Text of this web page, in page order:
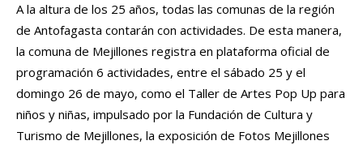
A la altura de los 25 años, todas las comunas de la región
de Antofagasta contarán con actividades. De esta manera,
la comuna de Mejillones registra en plataforma oficial de
programación 6 actividades, entre el sábado 25 y el
domingo 26 de mayo, como el Taller de Artes Pop Up para
niños y niñas, impulsado por la Fundación de Cultura y
Turismo de Mejillones, la exposición de Fotos Mejillones